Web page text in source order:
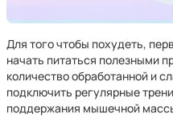
Для того чтобы похудеть,
начать питаться полезными
количество обработанной и
подключить регулярные
поддержания мышечной